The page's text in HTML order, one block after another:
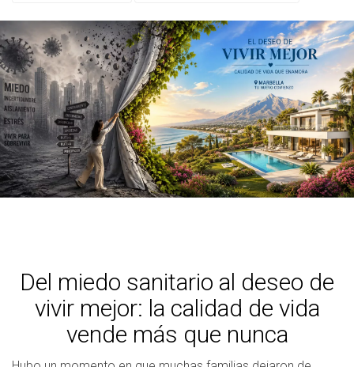
Del miedo sanitario al deseo de
vivir mejor: la calidad de vida
vende más que nunca